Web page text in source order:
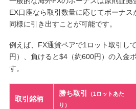
EX口座なら取引数量に応じてボーナス
同様に引き出すことが可能です。
例えば、FX通貨ペアで1ロット取引し
円）、負けると$4（約600円）の入金
す。
取引銘柄
勝ち取引
（1ロットあた
り）